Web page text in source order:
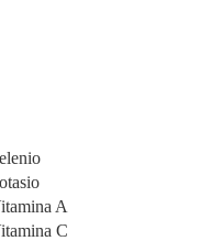
A
C